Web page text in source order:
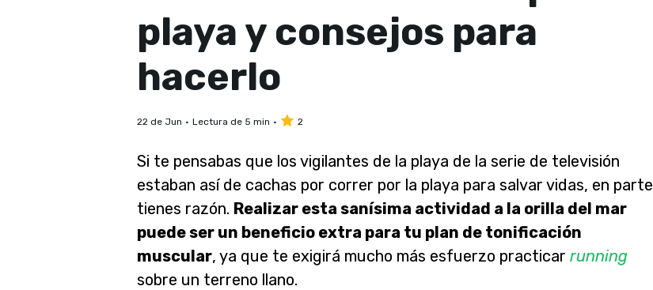
playa y consejos para
hacerlo
22 de Jun Lectura de 5 min 2
Si te pensabas que los vigilantes de la playa de la serie de televisión
estaban así de cachas por correr por la playa para salvar vidas, en parte
tienes razón. Realizar esta sanísima actividad a la orilla del mar
puede ser un beneficio extra para tu plan de tonificación
muscular, ya que te exigirá mucho más esfuerzo practicar running
sobre un terreno llano.